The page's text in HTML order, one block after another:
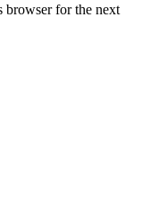
browser for the next